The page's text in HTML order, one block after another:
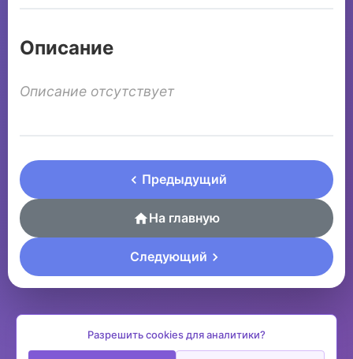
Описание
Описание отсутствует
Предыдущий
На главную
Следующий
Разрешить cookies для аналитики?